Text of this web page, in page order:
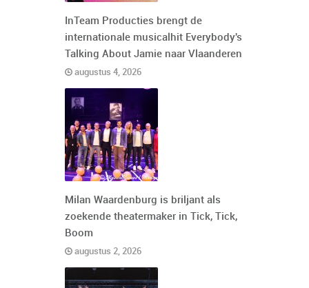
InTeam Producties brengt de
internationale musicalhit Everybody's
Talking About Jamie naar Vlaanderen
augustus 4, 2026
Milan Waardenburg is briljant als
zoekende theatermaker in Tick, Tick,
Boom
augustus 2, 2026